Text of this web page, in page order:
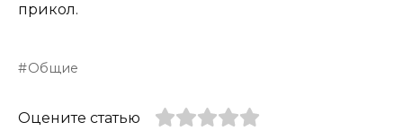
прикол.
Общие
Оцените статью